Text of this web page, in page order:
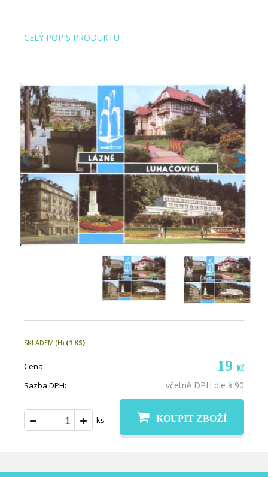
CELÝ POPIS PRODUKTU
SKLADEM (H) (1 KS)
Cena: 19 Kč
Sazba DPH: včetně DPH dle § 90
ks KOUPIT ZBOŽÍ